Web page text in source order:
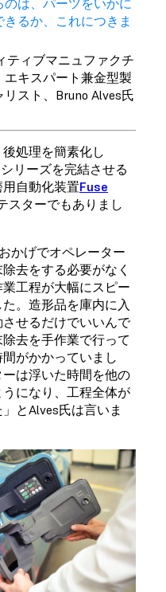
るか、これにつきま
ティブマニュファクチ
エキスパート兼金型製
スト、Bruno Alves氏
処理を簡素化し
リーズを完結させる
自動化装置Fuse
スターでもありまし
かげでオペレーター
去をする必要がなく
工程が大幅にスピー
。造形品を庫内に入
せるだけでいいんで
去を手作業で行って
がかかっていまし
は浮いた時間を他の
になり、工程全体が
とAlves氏は言いま